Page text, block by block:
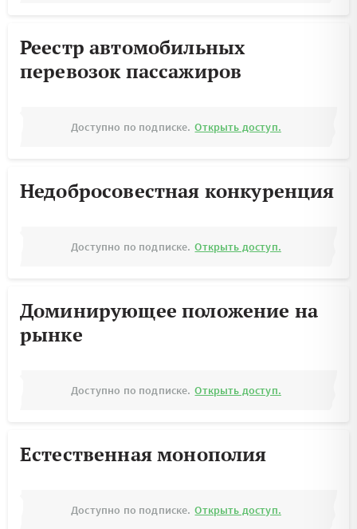
Реестр автомобильных
перевозок пассажиров
Доступно по подписке. Открыть доступ.
Недобросовестная конкуренция
Доступно по подписке. Открыть доступ.
Доминирующее положение на
рынке
Доступно по подписке. Открыть доступ.
Естественная монополия
Доступно по подписке. Открыть доступ.